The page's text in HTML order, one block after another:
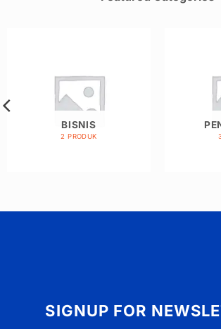
BISNIS
2 PRODUK
SIGNUP FOR